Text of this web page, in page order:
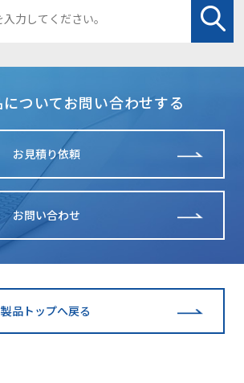
についてお問い合わせする
お見積り依頼
お問い合わせ
製品トップへ戻る